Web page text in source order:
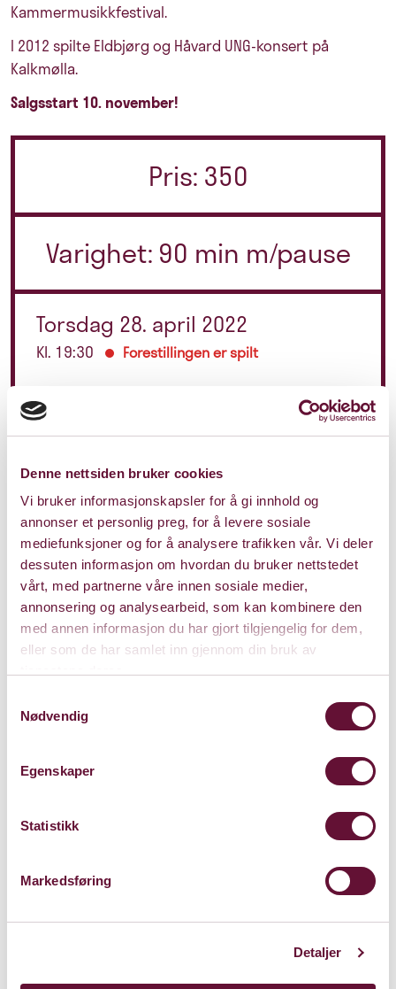
Denne nettsiden bruker cookies
Vi bruker informasjonskapsler for å gi innhold og
annonser et personlig preg, for å levere sosiale
mediefunksjoner og for å analysere trafikken vår. Vi deler
dessuten informasjon om hvordan du bruker nettstedet
vårt, med partnerne våre innen sosiale medier,
annonsering og analysearbeid, som kan kombinere den
med annen informasjon du har gjort tilgjengelig for dem,
eller som de har samlet inn gjennom din bruk av
Nødvendig
Egenskaper
Statistikk
Markedsføring
Detaljer
Kammermusikkfestival.
I 2012 spilte Eldbjørg og Håvard UNG-konsert på
Kalkmølla.
Salgsstart 10. november!
Pris: 350
Varighet: 90 min m/pause
Torsdag 28. april 2022
Kl. 19:30 Forestillingen er spilt
Kalkmølla Kulturstasjon